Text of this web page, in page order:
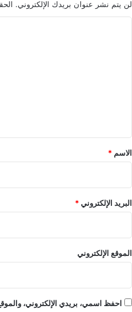
لن يتم نشر عنوان بريدك الإلكتروني.
*
الاسم *
البريد الإلكتروني*
الموقع الإلكتروني
احفظ اسمي، بريدي الإلكتروني،